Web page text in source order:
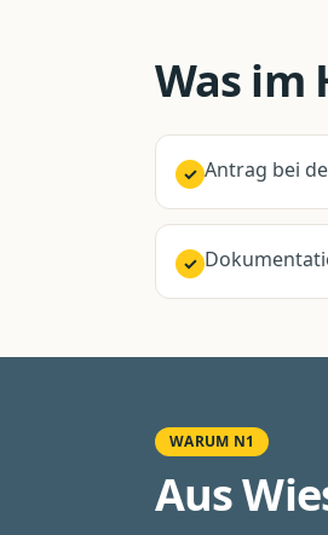
Was im
✓ Antrag bei
✓
WARUM N1
Aus